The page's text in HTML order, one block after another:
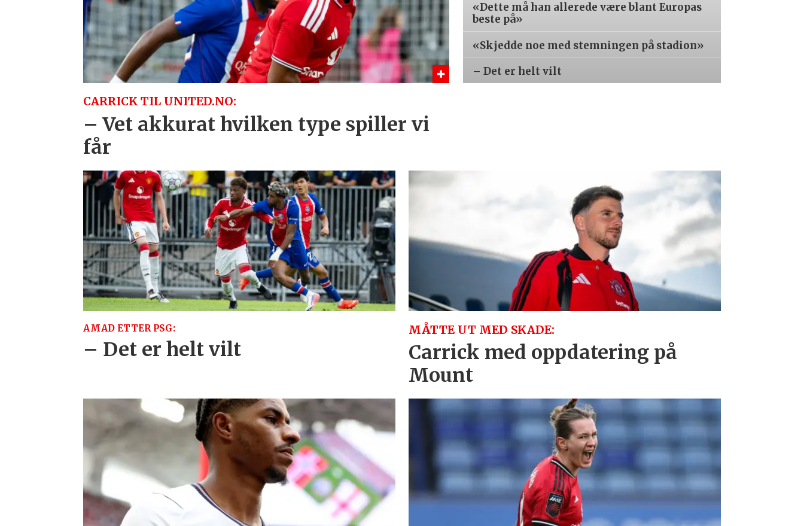
CARRICK TIL UNITED.NO:
– Vet akkurat hvilken type spiller vi
får
«Dette må han allerede være blant Europas
beste på»
«Skjedde noe med stemningen på stadion»
– Det er helt vilt
AMAD ETTER PSG:
– Det er helt vilt
MÅTTE UT MED SKADE:
Carrick med oppdatering på
Mount